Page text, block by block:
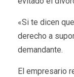
«Si te dicen
derecho a
demandante.
El empresario